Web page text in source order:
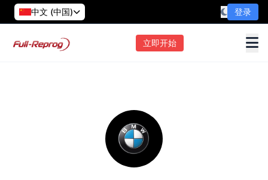
中文 (中国) 登录
立即开始